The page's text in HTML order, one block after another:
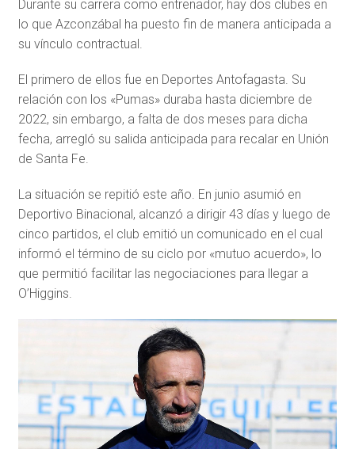
Durante su carrera como entrenador, hay dos clubes en
lo que Azconzábal ha puesto fin de manera anticipada a
su vínculo contractual.
El primero de ellos fue en Deportes Antofagasta. Su
relación con los «Pumas» duraba hasta diciembre de
2022, sin embargo, a falta de dos meses para dicha
fecha, arregló su salida anticipada para recalar en Unión
de Santa Fe.
La situación se repitió este año. En junio asumió en
Deportivo Binacional, alcanzó a dirigir 43 días y luego de
cinco partidos, el club emitió un comunicado en el cual
informó el término de su ciclo por «mutuo acuerdo», lo
que permitió facilitar las negociaciones para llegar a
O’Higgins.